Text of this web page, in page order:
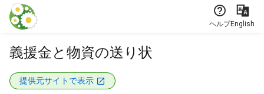
本文に飛ぶ
ヘルプEnglish
義援金と物資の送り状
提供元サイトで表示